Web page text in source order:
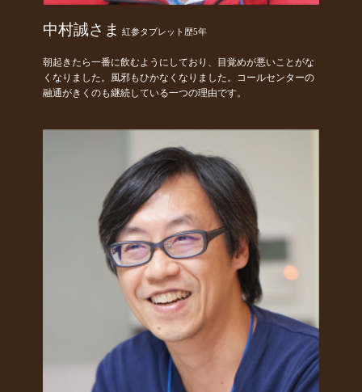
中村誠さま 紅参タブレット歴5年
朝起きたら一番に飲むようにしており、目覚めが悪いことがな
くなりました。風邪もひかなくなりました。コールセンターの
融通がきくのも継続している一つの理由です。